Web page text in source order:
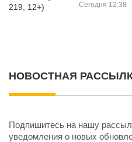
Сегодня 12:38
НОВОСТНАЯ
Подпишитесь на нашу
уведомления о новых